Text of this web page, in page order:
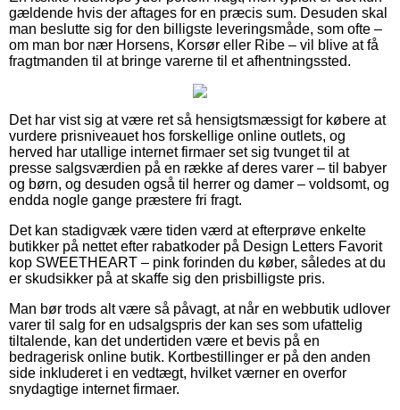
gældende hvis der aftages for en præcis sum. Desuden skal
man beslutte sig for den billigste leveringsmåde, som ofte –
om man bor nær Horsens, Korsør eller Ribe – vil blive at få
fragtmanden til at bringe varerne til et afhentningssted.
Det har vist sig at være ret så hensigtsmæssigt for købere at
vurdere prisniveauet hos forskellige online outlets, og
herved har utallige internet firmaer set sig tvunget til at
presse salgsværdien på en række af deres varer – til babyer
og børn, og desuden også til herrer og damer – voldsomt, og
endda nogle gange præstere fri fragt.
Det kan stadigvæk være tiden værd at efterprøve enkelte
butikker på nettet efter rabatkoder på Design Letters Favorit
kop SWEETHEART – pink forinden du køber, således at du
er skudsikker på at skaffe sig den prisbilligste pris.
Man bør trods alt være så påvagt, at når en webbutik udlover
varer til salg for en udsalgspris der kan ses som ufattelig
tiltalende, kan det undertiden være et bevis på en
bedragerisk online butik. Kortbestillinger er på den anden
side inkluderet i en vedtægt, hvilket værner en overfor
snydagtige internet firmaer.